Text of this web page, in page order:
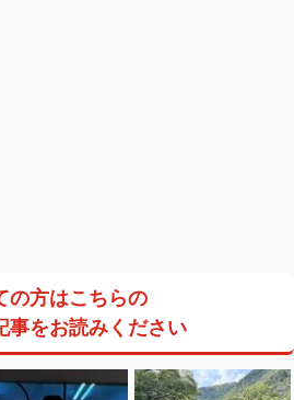
の方はこちらの
事をお読みください